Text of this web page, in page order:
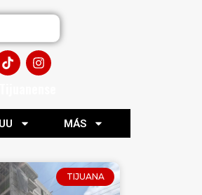
MÁS
TIJUANA